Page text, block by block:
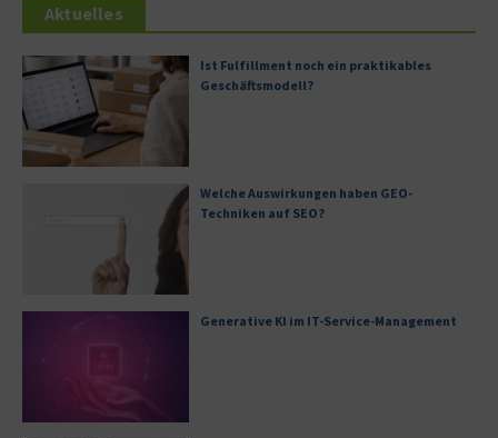
Aktuelles
Ist Fulfillment noch ein praktikables
Geschäftsmodell?
Welche Auswirkungen haben GEO-
Techniken auf SEO?
Generative KI im IT-Service-Management